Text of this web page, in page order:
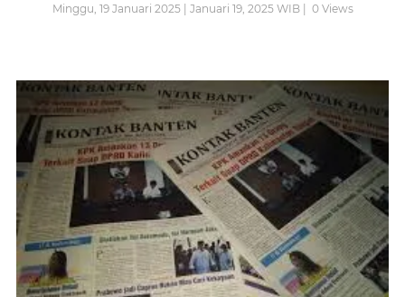
Minggu, 19 Januari 2025 | Januari 19, 2025 WIB | 0Views